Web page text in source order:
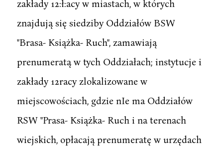
zakłady 12:ł:acy w miastach, w których
znajdują się siedziby Oddziałów BSW
"Brasa- Książka- Ruch", zamawiają
prenumeratą w tych Oddziałach; instytucje i
zakłady 12racy zlokalizowane w
miejscowościach, gdzie nIe ma Oddziałów
RSW "Prasa- Książka- Ruch i na terenach
wiejskich, opłacają prenumeratę w urzędach